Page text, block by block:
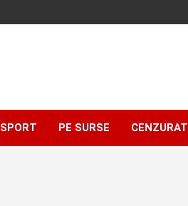
SPORT PE SURSE CENZURAT